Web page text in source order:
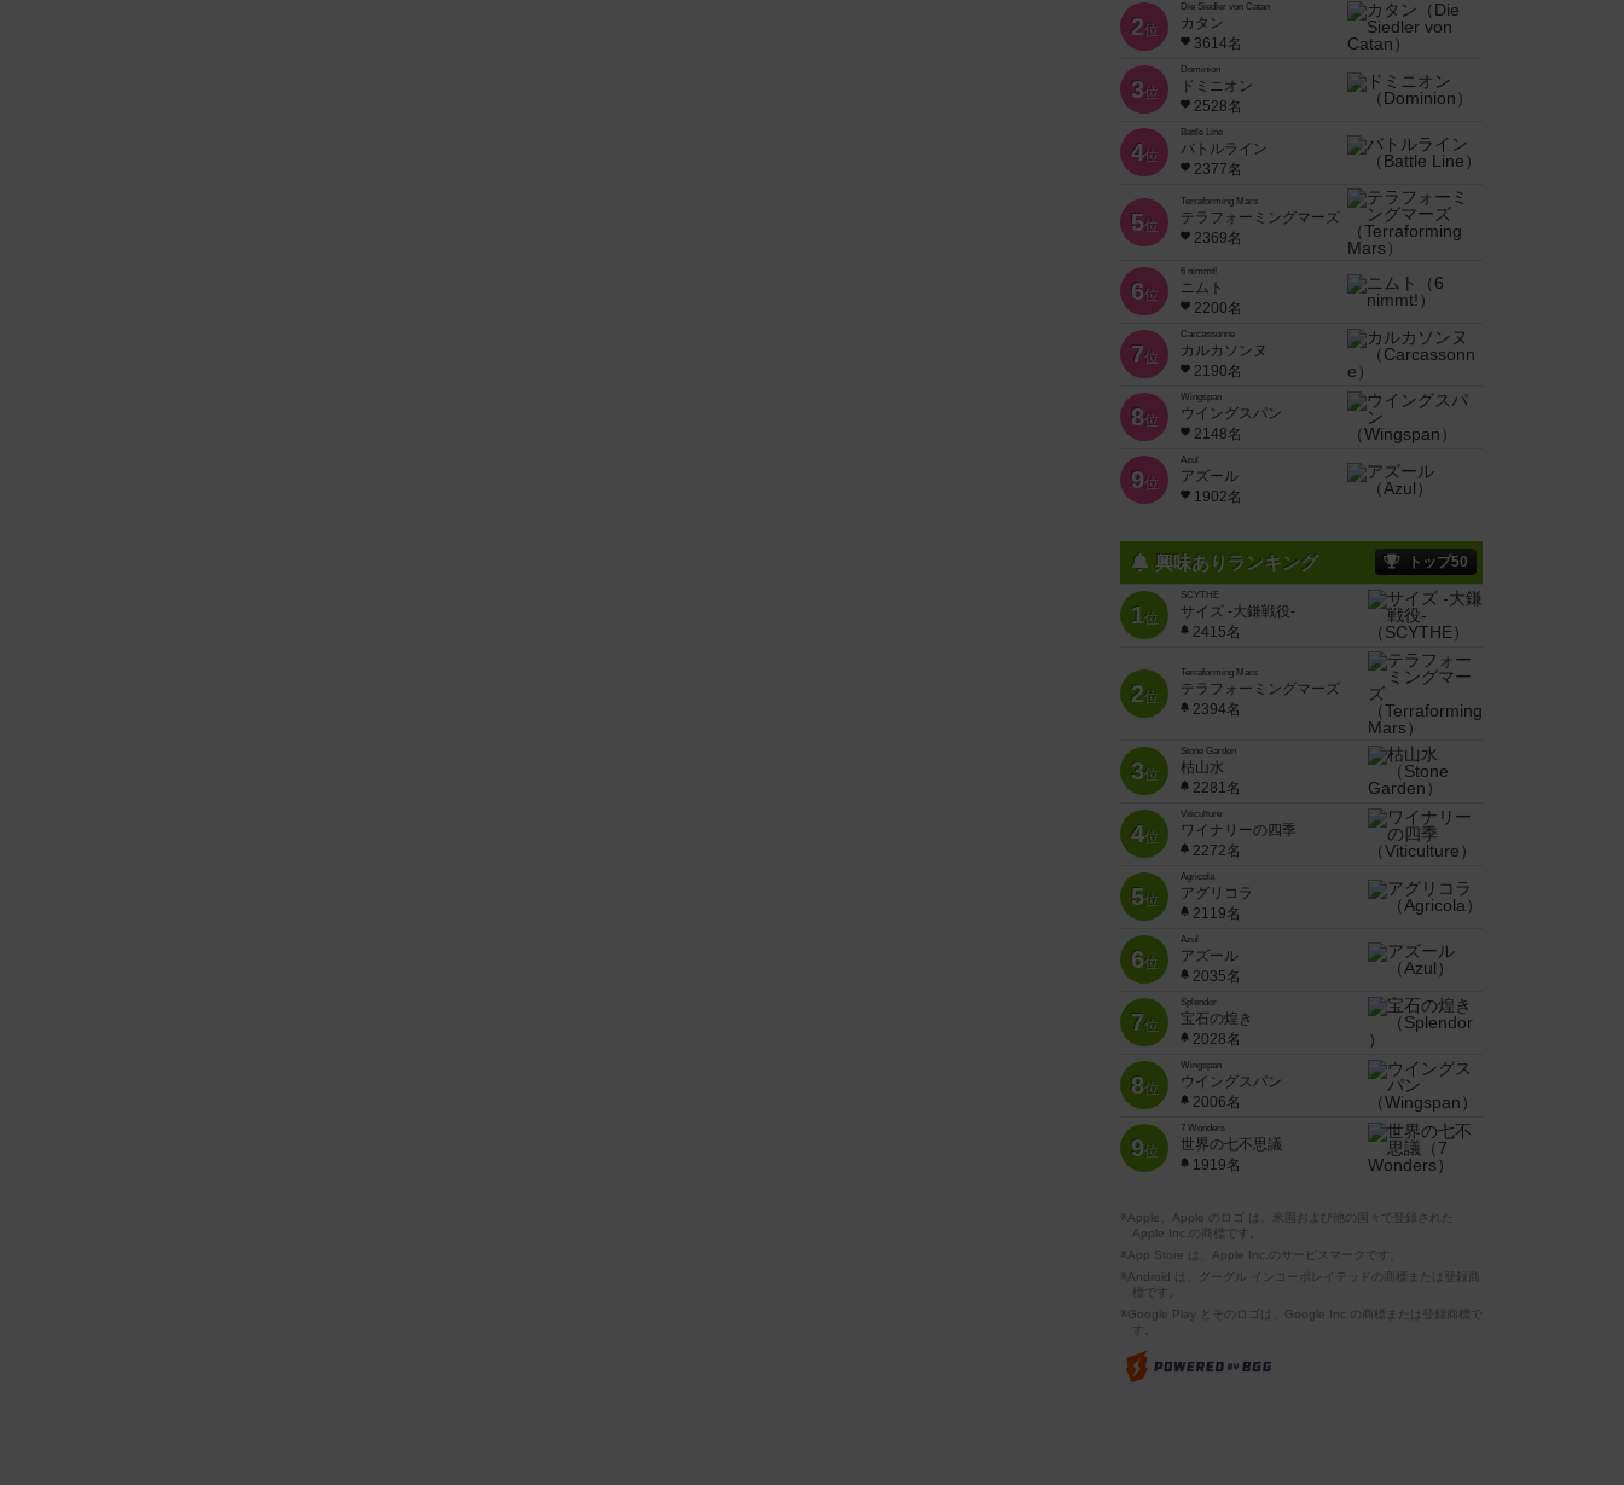
2位
Die Siedler von Catan
カタン
3614名
3位
Dominion
ドミニオン
2528名
4位
Battle Line
バトルライン
2377名
5位
Terraforming Mars
テラフォーミングマーズ
2369名
6位
6 nimmt!
ニムト
2200名
7位
Carcassonne
カルカソンヌ
2190名
8位
Wingspan
ウイングスパン
2148名
9位
Azul
アズール
1902名
興味ありランキング トップ50
1位
SCYTHE
サイズ -大鎌戦役-
2415名
2位
Terraforming Mars
テラフォーミングマーズ
2394名
3位
Stone Garden
枯山水
2281名
4位
Viticulture
ワイナリーの四季
2272名
5位
Agricola
アグリコラ
2119名
6位
Azul
アズール
2035名
7位
Splendor
宝石の煌き
2028名
8位
Wingspan
ウイングスパン
2006名
9位
7 Wonders
世界の七不思議
1919名
※Apple、Apple のロゴ は、米国および他の国々で登録された
Apple Inc.の商標です。
※App Store は、Apple Inc.のサービスマークです。
※Android は、グーグル インコーポレイテッドの商標または登録商
標です。
※Google Play とそのロゴは、Google Inc.の商標または登録商標で